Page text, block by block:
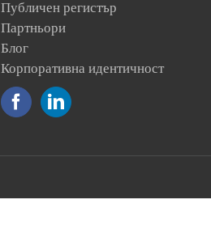
Публичен регистър
Партньори
Блог
Корпоративна идентичност